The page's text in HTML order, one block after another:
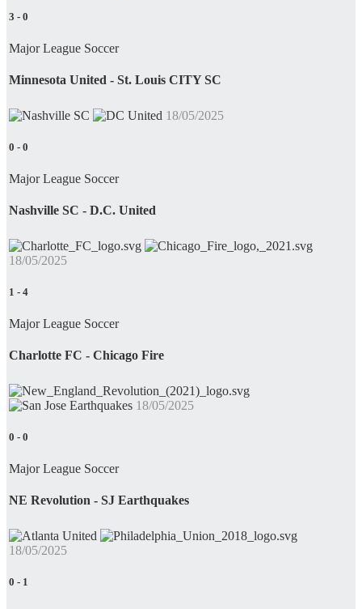
3 - 0
Major League Soccer
Minnesota United - St. Louis CITY SC
18/05/2025
0 - 0
Major League Soccer
Nashville SC - D.C. United
18/05/2025
1 - 4
Major League Soccer
Charlotte FC - Chicago Fire
18/05/2025
0 - 0
Major League Soccer
NE Revolution - SJ Earthquakes
18/05/2025
0 - 1